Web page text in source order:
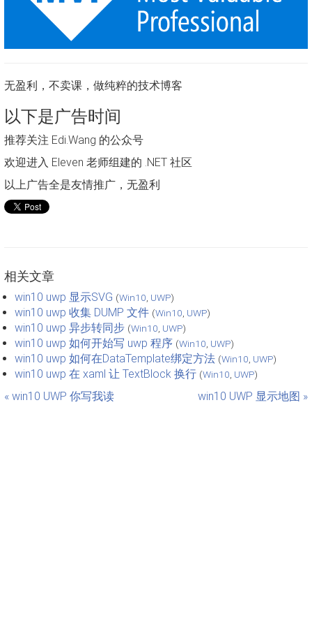
无盈利，不卖课，做纯粹的技术博客
以下是广告时间
推荐关注 Edi.Wang 的公众号
欢迎进入 Eleven 老师组建的 .NET 社区
以上广告全是友情推广，无盈利
相关文章
win10 uwp 显示SVG (Win10 UWP)
win10 uwp 收集 DUMP 文件 (Win10 UWP)
win10 uwp 异步转同步 (Win10 UWP)
win10 uwp 如何开始写 uwp 程序 (Win10 UWP)
win10 uwp 如何在DataTemplate绑定方法 (Win10 UWP)
win10 uwp 在 xaml 让 TextBlock 换行 (Win10 UWP)
« win10 UWP 你写我读 win10 UWP 显示地图 »